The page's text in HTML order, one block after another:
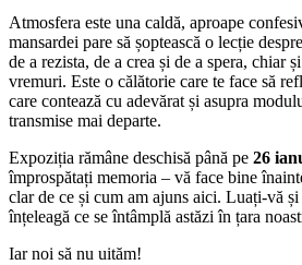
Atmosfera este una caldă, aproape
mansardei pare să șoptească o lecție
de a rezista, de a crea și de a spera, chiar
vremuri. Este o călătorie care te face să
care contează cu adevărat și asupra
transmise mai departe.
Expoziția rămâne deschisă până pe 26
împrospătați memoria – vă face bine
clar de ce și cum am ajuns aici. Luați-vă
înțeleagă ce se întâmplă astăzi în țara
Iar noi să nu uităm!